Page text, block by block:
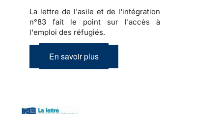
La lettre de l'asile et de l'intégration
n°83 fait le point sur l'accès à
l'emploi des réfugiés.
En savoir plus